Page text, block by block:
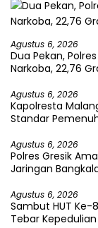
Agustus 6, 2026
Dua Pekan,
Narkoba, 22,76
Agustus 6, 2026
Kapolresta
Standar
Agustus 6, 2026
Polres Gresik
Jaringan
Agustus 6, 2026
Sambut HUT Ke-
Tebar